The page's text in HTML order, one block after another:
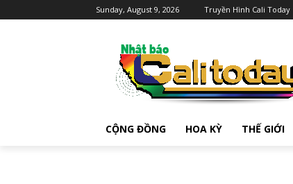
Sunday, August 9, 2026 Truyền Hình Cali Today
CỘNG ĐỒNG HOA KỲ THẾ GIỚI